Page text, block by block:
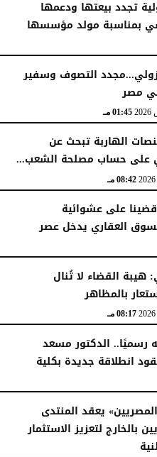
تجدد بيعتها ودعمها
بمناسبة مولد مؤسسها
التصوف وسفير
مصر
01:45 مـ
الهاربة تبحث عن
على حساب مصلحة الشعب...
08:42 مـ
على عشوائية
العقاري يدخل عصر
هيبة القضاء لا تُنال
بالمظاهر
08:17 مـ
رسميًا.. الدكتور مسعد
انطلاقة جديدة بكلية
يعقد المنتدى
بالخارج لتعزيز الاستثمار